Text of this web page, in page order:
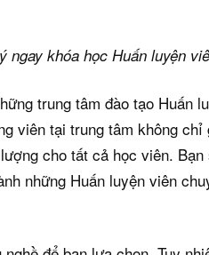
ngay khóa học Huấn luyện
trung tâm đào tạo Huấn
viên tại trung tâm không
cho tất cả học viên.
những Huấn luyện viên